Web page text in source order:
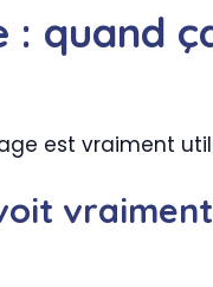
quand
est vraiment